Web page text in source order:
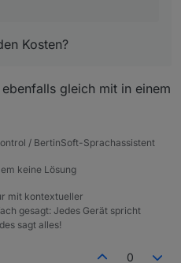
installieren gehen und
Kosten?
gleich mit in einem
/ BertinSoft-Sprachassistent
keine Lösung
mit kontextueller
gesagt: Jedes Gerät spricht
sagt alles!
0